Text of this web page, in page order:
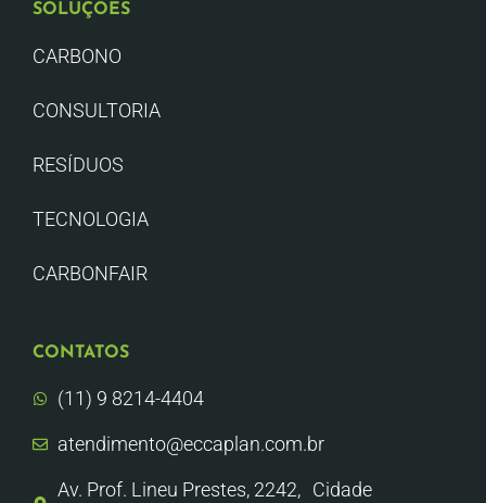
SOLUÇÕES
CARBONO
CONSULTORIA
RESÍDUOS
TECNOLOGIA
CARBONFAIR
CONTATOS
(11) 9 8214-4404
atendimento@eccaplan.com.br
Av. Prof. Lineu Prestes, 2242, Cidade